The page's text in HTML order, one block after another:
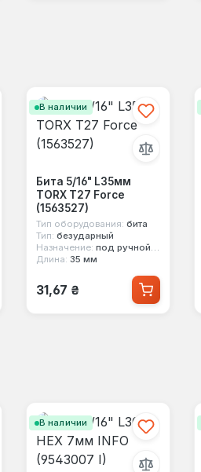
В наличии
Бита 5/16" L35мм
TORX T27 Force
(1563527)
Тип оборудования: бита
Тип: безударный
Назначение: под ручной инструмент
Длина: 35 мм
Обычная цена:
31,67 ₴
В наличии